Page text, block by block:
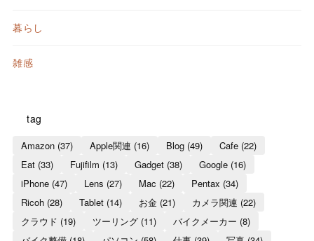
暮らし
雑感
tag
Amazon(37) Apple関連 (16) Blog(49) Cafe(22)
Eat(33) Fujifilm (13) Gadget(38) Google(16)
iPhone(47) Lens (27) Mac (22) Pentax (34)
Ricoh(28) Tablet(14) お金(21) カメラ関連 (22)
クラウド (19) ツーリング(11) バイクメーカー (8)